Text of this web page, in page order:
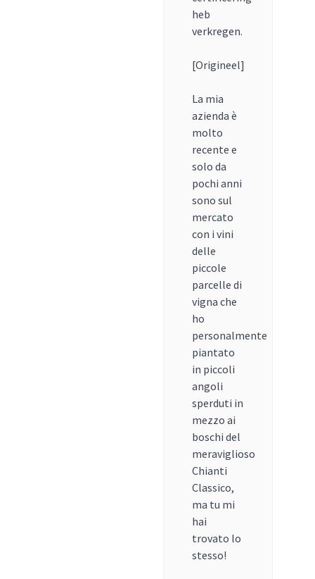
heb
verkregen.
[Origineel]
La mia
azienda è
molto
recente e
solo da
pochi anni
sono sul
mercato
con i vini
delle
piccole
parcelle di
vigna che
ho
personalmente
piantato
in piccoli
angoli
sperduti in
mezzo ai
boschi del
meraviglioso
Chianti
Classico,
ma tu mi
hai
trovato lo
stesso!